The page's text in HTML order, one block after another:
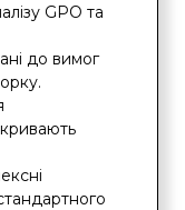
GPO та
до вимог